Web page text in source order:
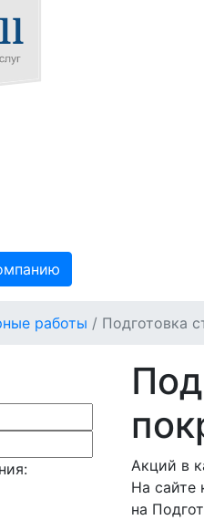
работы / Подготовка
Акций в
На сайте
на